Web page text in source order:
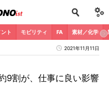
ト モビリティ FA 素材／化学
2021年11月11日
9割が、仕事に良い影響